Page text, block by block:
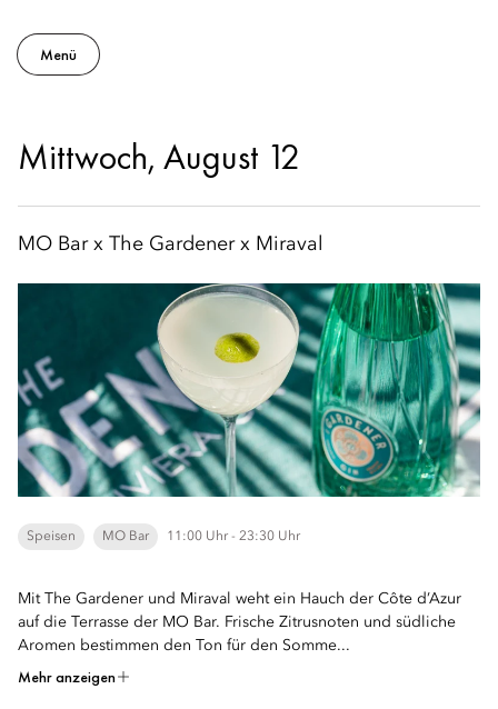
Menü
Mittwoch, August 12
MO Bar x The Gardener x Miraval
Speisen MO Bar 11:00 Uhr - 23:30 Uhr
Mit The Gardener und Miraval weht ein Hauch der Côte d’Azur
auf die Terrasse der MO Bar. Frische Zitrusnoten und südliche
Aromen bestimmen den Ton für den Somme...
Mehr anzeigen